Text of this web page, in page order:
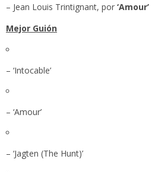
– Jean Louis Trintignant, por ‘Amour’
Mejor Guión
– ‘Intocable’
– ‘Amour’
– ‘Jagten (The Hunt)’